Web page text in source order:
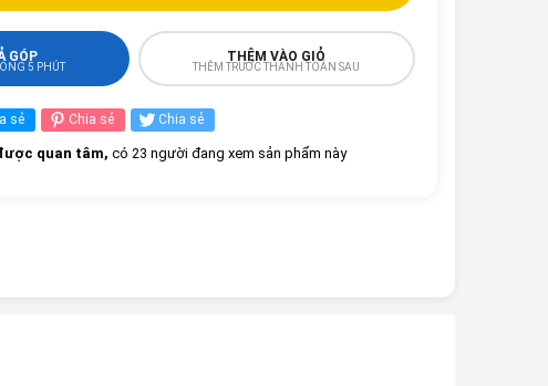
GÓP
5 PHÚT
THÊM VÀO GIỎ
THÊM TRƯỚC THANH TOÁN SAU
sẻ Chia sẻ Chia sẻ
quan tâm, có 23 người đang xem sản phẩm này